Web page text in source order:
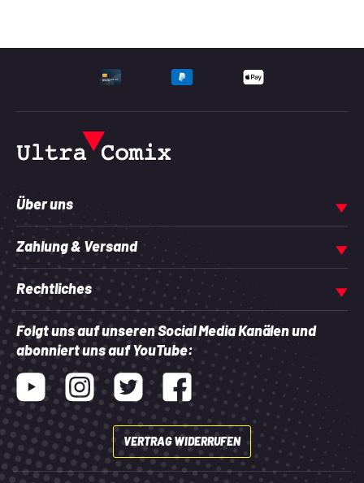
UNTERSTÜTZTE
Über uns
Zahlung & Versand
Rechtliches
Folgt uns auf unseren Social Media Kanälen und
abonniert uns auf YouTube:
Youtube InstagramTwitter Facebook
VERTRAG WIDERRUFEN